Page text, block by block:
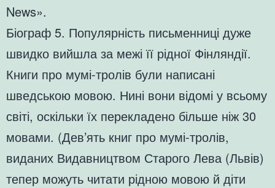
News».
Біограф 5. Популярність письменниці дуже
швидко вийшла за межі її рідної Фінляндії.
Книги про мумі-тролів були написані
шведською мовою. Нині вони відомі у всьому
світі, оскільки їх перекладено більше ніж 30
мовами. (Дев’ять книг про мумі-тролів,
виданих Видавництвом Старого Лева (Львів)
тепер можуть читати рідною мовою й діти